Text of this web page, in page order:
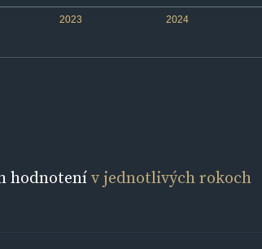
2023 2024
hodnotenív jednotlivých rokoch